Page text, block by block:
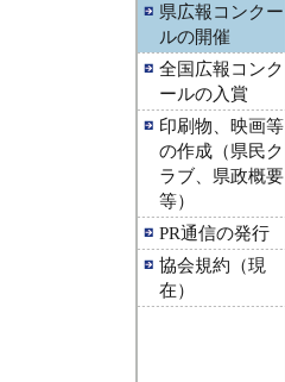
県広報コンクー
ルの開催
全国広報コンク
ールの入賞
印刷物、映画等
の作成（県民ク
ラブ、県政概要
等）
PR通信の発行
協会規約（現
在）